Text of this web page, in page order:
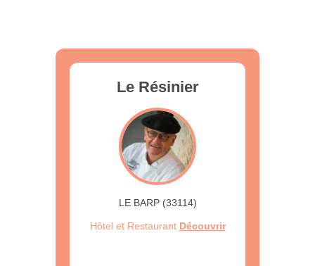
Le Résinier
LE BARP (33114)
Hôtel et Restaurant Découvrir